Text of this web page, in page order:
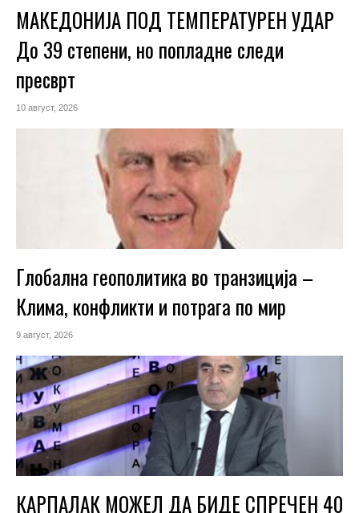
МАКЕДОНИЈА ПОД ТЕМПЕРАТУРЕН УДАР
До 39 степени, но попладне следи
пресврт
10 август, 2026
Глобална геополитика во транзиција –
Клима, конфликти и потрага по мир
9 август, 2026
КАРПАЛАК МОЖЕЛ ДА БИДЕ СПРЕЧЕН 40